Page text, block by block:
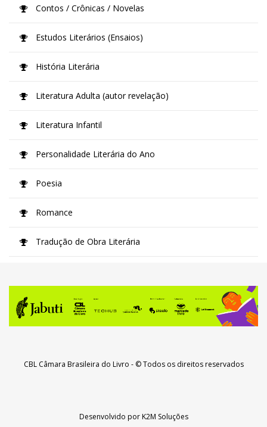
Contos / Crônicas / Novelas
Estudos Literários (Ensaios)
História Literária
Literatura Adulta (autor revelação)
Literatura Infantil
Personalidade Literária do Ano
Poesia
Romance
Tradução de Obra Literária
CBL Câmara Brasileira do Livro - © Todos os direitos reservados
Desenvolvido porK2M Soluções